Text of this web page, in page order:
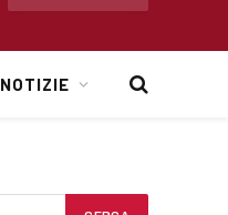
NOTIZIE